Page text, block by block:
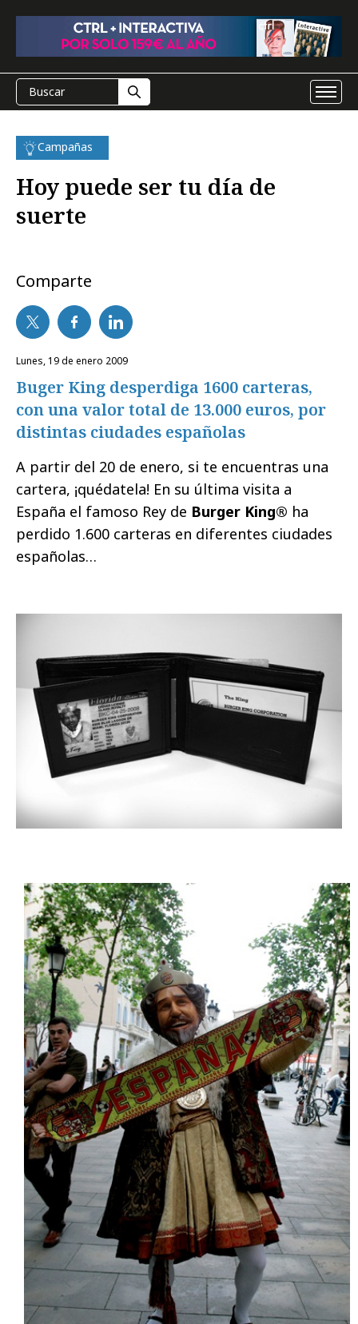
Campañas
Hoy puede ser tu día de
suerte
Comparte
lunes, 19 de enero 2009
Buger King desperdiga 1600 carteras,
con una valor total de 13.000 euros, por
distintas ciudades españolas
A partir del 20 de enero, si te encuentras una
cartera, ¡quédatela! En su última visita a
España el famoso Rey de Burger King® ha
perdido 1.600 carteras en diferentes ciudades
españolas…